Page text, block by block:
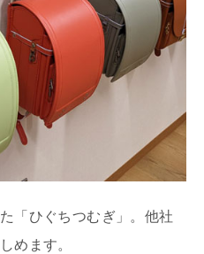
「ひぐちつむぎ」。他社
めます。